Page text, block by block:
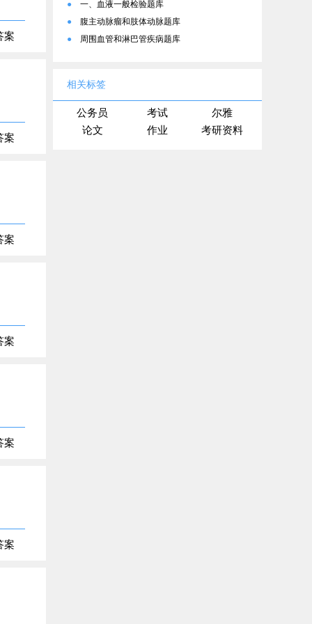
案
案
案
案
案
案
●
一、血液一般检验题库
●
腹主动脉瘤和肢体动脉题库
●
周围血管和淋巴管疾病题库
相关标签
公务员 考试
尔雅
论文
作业 考研资料